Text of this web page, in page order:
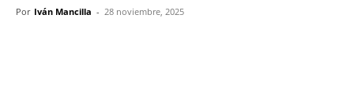
Por Iván Mancilla - 28 noviembre, 2025